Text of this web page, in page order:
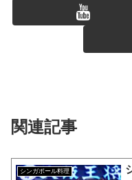
関連記事
シンガポール料理